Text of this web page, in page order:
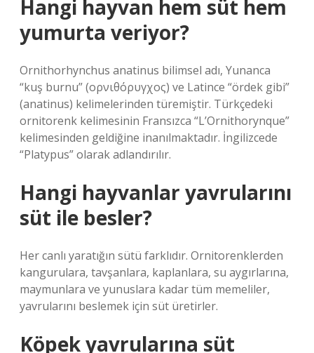
Hangi hayvan hem süt hem
yumurta veriyor?
Ornithorhynchus anatinus bilimsel adı, Yunanca
“kuş burnu” (ορνιθόρυγχος) ve Latince “ördek gibi”
(anatinus) kelimelerinden türemiştir. Türkçedeki
ornitorenk kelimesinin Fransızca “L’Ornithorynque”
kelimesinden geldiğine inanılmaktadır. İngilizcede
“Platypus” olarak adlandırılır.
Hangi hayvanlar yavrularını
süt ile besler?
Her canlı yaratığın sütü farklıdır. Ornitorenklerden
kangurulara, tavşanlara, kaplanlara, su aygırlarına,
maymunlara ve yunuslara kadar tüm memeliler,
yavrularını beslemek için süt üretirler.
Köpek yavrularına süt